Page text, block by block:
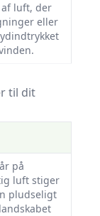
luft, der
eller
til dit
på
luft stiger
pludseligt